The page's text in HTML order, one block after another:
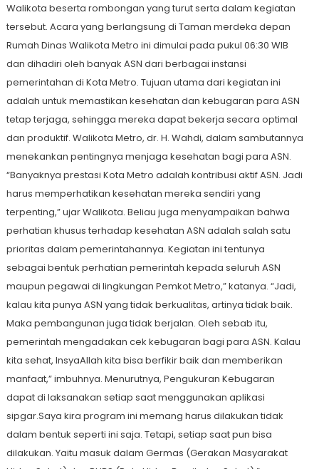
Walikota beserta rombongan yang turut serta dalam kegiatan
tersebut. Acara yang berlangsung di Taman merdeka depan
Rumah Dinas Walikota Metro ini dimulai pada pukul 06:30 WIB
dan dihadiri oleh banyak ASN dari berbagai instansi
pemerintahan di Kota Metro. Tujuan utama dari kegiatan ini
adalah untuk memastikan kesehatan dan kebugaran para ASN
tetap terjaga, sehingga mereka dapat bekerja secara optimal
dan produktif. Walikota Metro, dr. H. Wahdi, dalam sambutannya
menekankan pentingnya menjaga kesehatan bagi para ASN.
“Banyaknya prestasi Kota Metro adalah kontribusi aktif ASN. Jadi
harus memperhatikan kesehatan mereka sendiri yang
terpenting,” ujar Walikota. Beliau juga menyampaikan bahwa
perhatian khusus terhadap kesehatan ASN adalah salah satu
prioritas dalam pemerintahannya. Kegiatan ini tentunya
sebagai bentuk perhatian pemerintah kepada seluruh ASN
maupun pegawai di lingkungan Pemkot Metro,” katanya. “Jadi,
kalau kita punya ASN yang tidak berkualitas, artinya tidak baik.
Maka pembangunan juga tidak berjalan. Oleh sebab itu,
pemerintah mengadakan cek kebugaran bagi para ASN. Kalau
kita sehat, InsyaAllah kita bisa berfikir baik dan memberikan
manfaat,” imbuhnya. Menurutnya, Pengukuran Kebugaran
dapat di laksanakan setiap saat menggunakan aplikasi
sipgar.Saya kira program ini memang harus dilakukan tidak
dalam bentuk seperti ini saja. Tetapi, setiap saat pun bisa
dilakukan. Yaitu masuk dalam Germas (Gerakan Masyarakat